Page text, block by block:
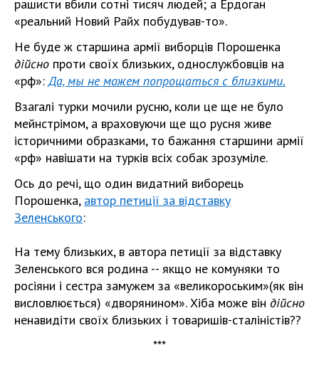
рашисти вбили сотні тисяч людей; а Ердоган
«реальний Новий Райх побудував-то».
Не буде ж старшина армії виборців Порошенка
дійсно проти своїх близьких, однослужбовців на
«рф»: Да, мы не можем попрощаться с близкими.
Взагалі турки мочили русню, коли це ще не було
мейнстрімом, а враховуючи ще що русня живе
історичними образками, то бажання старшини армії
«рф» навішати на турків всіх собак зрозуміле.
Ось до речі, що один видатний виборець
Порошенка, автор петиції за відставку
Зеленського:
На тему близьких, в автора петиції за відставку
Зеленського вся родина -- якщо не комуняки то
росіяни і сестра замужем за «великороським»(як він
висловлюється) «дворянином». Хіба може він дійсно
ненавидіти своїх близьких і товаришів-сталіністів??
***